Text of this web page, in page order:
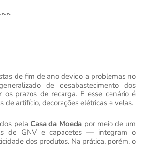
de fim de ano devido a problemas no
de desabastecimento dos
prazos de recarga. E esse cenário é
artifício, decorações elétricas e velas.
pela Casa da Moeda por meio de um
de GNV e capacetes — integram o
dos produtos. Na prática, porém, o